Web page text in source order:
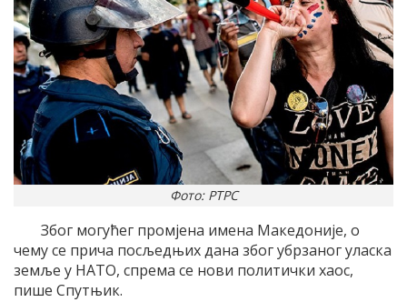
Фото: РТРС
Због могућег промјена имена Македоније, о
чему се прича посљедњих дана због убрзаног уласка
земље у НАТО, спрема се нови политички хаос,
пише Спутњик.